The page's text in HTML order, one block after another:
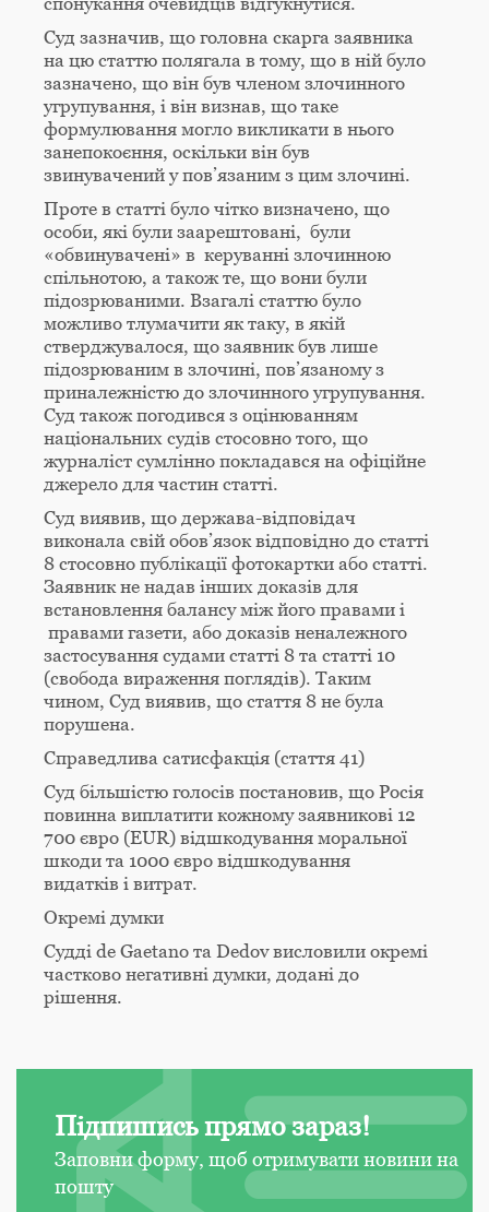
Суд зазначив, що головна скарга заявника
на цю статтю полягала в тому, що в ній було
зазначено, що він був членом злочинного
угрупування, і він визнав, що таке
формулювання могло викликати в нього
занепокоєння, оскільки він був
звинувачений у пов’язаним з цим злочині.
Проте в статті було чітко визначено, що
особи, які були заарештовані, були
«обвинувачені» в керуванні злочинною
спільнотою, а також те, що вони були
підозрюваними. Взагалі статтю було
можливо тлумачити як таку, в якій
стверджувалося, що заявник був лише
підозрюваним в злочині, пов’язаному з
приналежністю до злочинного угрупування.
Суд також погодився з оцінюванням
національних судів стосовно того, що
журналіст сумлінно покладався на офіційне
джерело для частин статті.
Суд виявив, що держава-відповідач
виконала свій обов’язок відповідно до статті
8 стосовно публікації фотокартки або статті.
Заявник не надав інших доказів для
встановлення балансу між його правами і
правами газети, або доказів неналежного
застосування судами статті 8 та статті 10
(свобода вираження поглядів). Таким
чином, Суд виявив, що стаття 8 не була
порушена.
Справедлива сатисфакція (стаття 41)
Суд більшістю голосів постановив, що Росія
повинна виплатити кожному заявникові 12
700 євро (EUR) відшкодування моральної
шкоди та 1000 євро відшкодування
видатків і витрат.
Окремі думки
Судді de Gaetano та Dedov висловили окремі
частково негативні думки, додані до
рішення.
Підпишись прямо зараз!
Заповни форму, щоб отримувати новини на
пошту